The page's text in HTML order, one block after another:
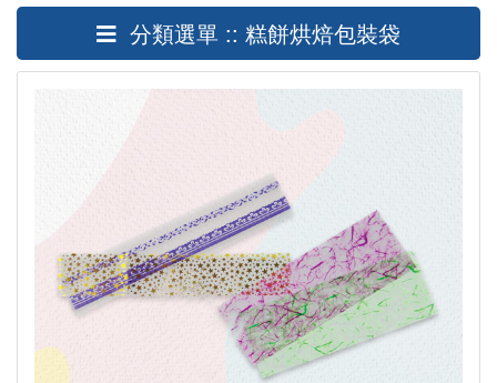
分類選單 :: 糕餅烘焙包裝袋